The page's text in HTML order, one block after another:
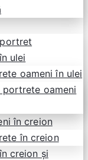
ulei
oameni în ulei
portrete oameni
în creion
în creion
creion și